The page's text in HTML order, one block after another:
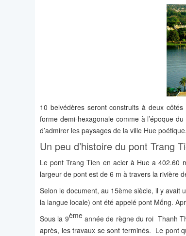
10 belvédères seront construits à deux
forme demi-hexagonale comme à l’époque
d’admirer les paysages de la ville Hue poétique.
Un peu d’histoire du pont Trang
Le pont Trang Tien en acier à Hue a
largeur de pont est de 6 m à travers la rivière
Selon le document, au 15ème siècle, il y avait
la langue locale) ont été appelé pont Mống.
Sous la 9èmeannée de règne du roi Thanh
après, les travaux se sont terminés. Le pont